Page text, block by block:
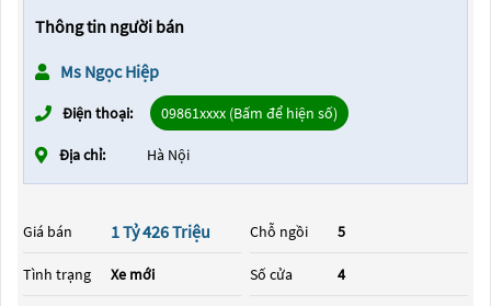
Thông tin người bán
Ms Ngọc Hiệp
Điện thoại: 09861xxxx (Bấm để hiện số)
Địa chỉ: Hà Nội
Giá bán 1 Tỷ 426 Triệu
Tình trạng Xe mới
Chỗ ngồi 5
Số cửa 4